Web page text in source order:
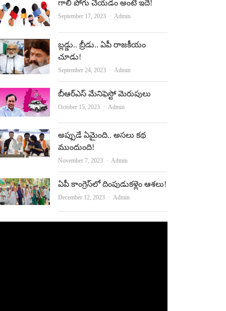
గాలి పోగు చేయ‌డం అంటే ఇదే!
September 17, 2023 Author
Admin
బ్లడ్డు.. బ్రీడు.. ఏపీ రాజకీయం
చూడు!
September 24, 2023 Author
Admin
బీఆర్‌ఎస్‌ మేనిఫెస్టో మెరుపులు
October 15, 2023 Author
Admin
అప్పుడే ఏమైంది.. అసలు కథ
ముందుంది!
November 7, 2023 Author
Admin
ఏపీ కాంగ్రెస్‌లో దింపుడుకళ్లెం ఆశలు!
December 12, 2023 Author
Admin